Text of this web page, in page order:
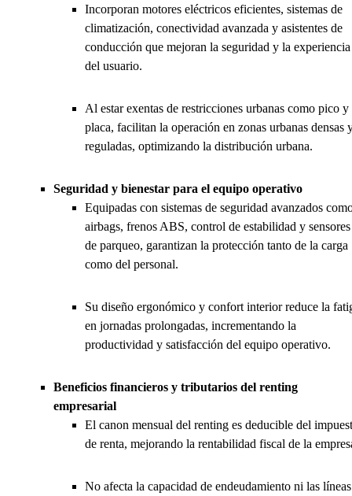
Incorporan motores eléctricos eficientes, sistemas de
climatización, conectividad avanzada y asistentes de
conducción que mejoran la seguridad y la experiencia
del usuario.
Al estar exentas de restricciones urbanas como pico y
placa, facilitan la operación en zonas urbanas densas
reguladas, optimizando la distribución urbana.
Seguridad y bienestar para el equipo operativo
Equipadas con sistemas de seguridad avanzados
airbags, frenos ABS, control de estabilidad y sensores
de parqueo, garantizan la protección tanto de la carga
como del personal.
Su diseño ergonómico y confort interior reduce la
en jornadas prolongadas, incrementando la
productividad y satisfacción del equipo operativo.
Beneficios financieros y tributarios del renting
empresarial
El canon mensual del renting es deducible del
de renta, mejorando la rentabilidad fiscal de la
No afecta la capacidad de endeudamiento ni las líneas